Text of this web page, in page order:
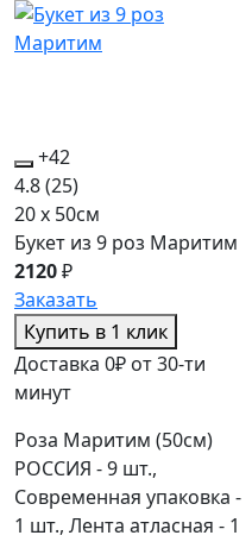
+42
4.8(25)
20 x 50см
Букет из 9 роз Маритим
2120₽
Заказать
Купить в 1 клик
Доставка 0₽ от 30-ти
минут
Роза Маритим (50см)
РОССИЯ - 9 шт.,
Современная упаковка -
1 шт., Лента атласная - 1